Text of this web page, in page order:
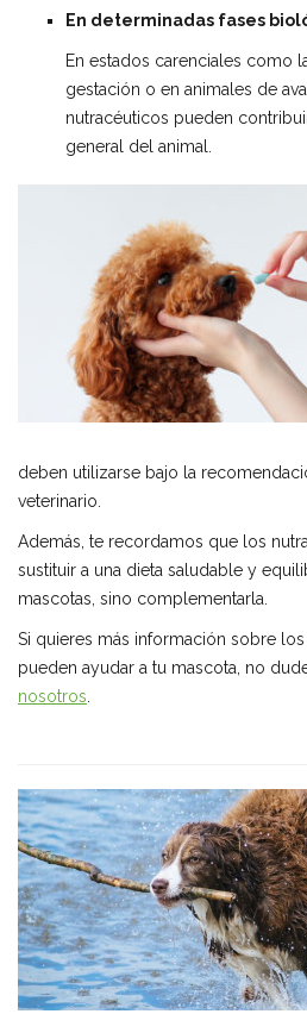
En determinadas fases
En estados carenciales como
gestación o en animales de
nutracéuticos pueden
general del animal.
deben utilizarse bajo la
veterinario.
Además, te recordamos que los
sustituir a una dieta saludable y
mascotas, sino complementarla.
Si quieres más información sobre
pueden ayudar a tu mascota, no
nosotros